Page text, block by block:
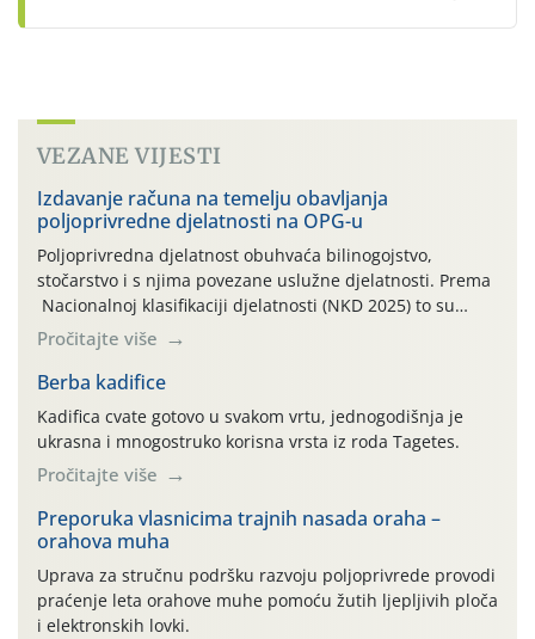
VEZANE VIJESTI
Izdavanje računa na temelju obavljanja
poljoprivredne djelatnosti na OPG-u
Poljoprivredna djelatnost obuhvaća bilinogojstvo,
stočarstvo i s njima povezane uslužne djelatnosti. Prema
Nacionalnoj klasifikaciji djelatnosti (NKD 2025) to su
skupne 01.1, 01.2, 01.3, 01.4, 01.5 i 01.6. Djelatnost
prerade poljoprivrednih proizvoda je svako djelovanje na
poljoprivredni proizvod čiji je rezultat proizvod koji
također može biti poljoprivredni proizvod poput npr.
maslinovog ulja, bučinog ulja, vino od […]
Pročitajte više
Berba kadifice
Kadifica cvate gotovo u svakom vrtu, jednogodišnja je
ukrasna i mnogostruko korisna vrsta iz roda Tagetes.
Pročitajte više
Preporuka vlasnicima trajnih nasada oraha –
orahova muha
Uprava za stručnu podršku razvoju poljoprivrede provodi
praćenje leta orahove muhe pomoću žutih ljepljivih ploča
i elektronskih lovki.